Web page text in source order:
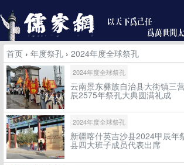
首页 › 年度祭孔 › 2024年度全球祭孔
2024年度全球祭孔
云南景东彝族自治县大街镇三
辰2575年祭孔大典圆满礼成
2024年度全球祭孔
新疆喀什英吉沙县2024甲辰年
县四大班子成员代表出席